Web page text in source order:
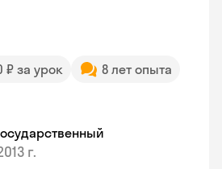
₽ за урок
8 лет опыта
г.